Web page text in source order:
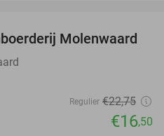
27%
Molenwaard
Regulier €22,75
€16,50